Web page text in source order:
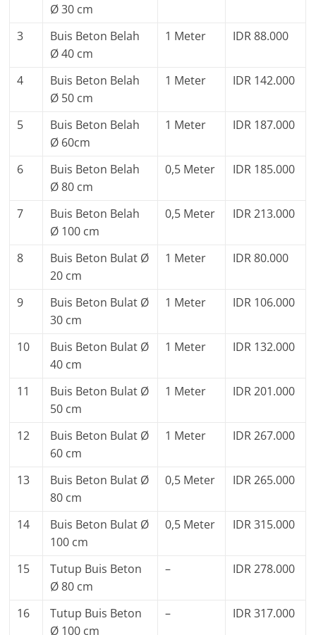
Ø 30 cm
3
Buis Beton Belah
Ø 40 cm
1 Meter IDR 88.000
4
Buis Beton Belah
Ø 50 cm
1 Meter IDR 142.000
5
Buis Beton Belah
Ø 60cm
1 Meter IDR 187.000
6
Buis Beton Belah
Ø 80 cm
0,5 Meter IDR 185.000
7
Buis Beton Belah
Ø 100 cm
0,5 Meter IDR 213.000
8
Buis Beton Bulat Ø
20 cm
1 Meter IDR 80.000
9
Buis Beton Bulat Ø
30 cm
1 Meter IDR 106.000
10
Buis Beton Bulat Ø
40 cm
1 Meter IDR 132.000
11
Buis Beton Bulat Ø
50 cm
1 Meter IDR 201.000
12
Buis Beton Bulat Ø
60 cm
1 Meter IDR 267.000
13
Buis Beton Bulat Ø
80 cm
0,5 Meter IDR 265.000
14
Buis Beton Bulat Ø
100 cm
0,5 Meter IDR 315.000
15
Tutup Buis Beton
Ø 80 cm
– IDR 278.000
16
Tutup Buis Beton
Ø 100 cm
– IDR 317.000